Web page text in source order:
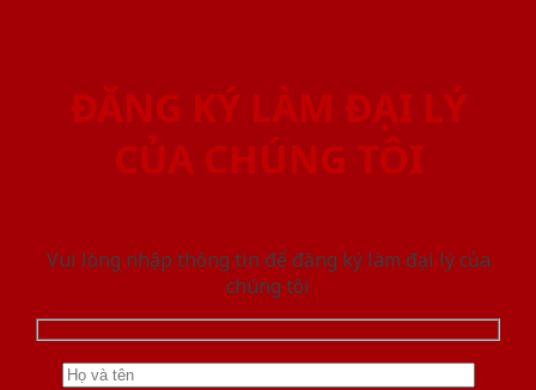
ĐĂNG KÝ LÀM ĐẠI LÝ
CỦA CHÚNG TÔI
Vui lòng nhập thông tin để đăng ký làm đại lý của
chúng tôi